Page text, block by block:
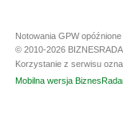
Notowania GPW opóźnione
© 2010-2026
Korzystanie z serwisu
Mobilna wersja